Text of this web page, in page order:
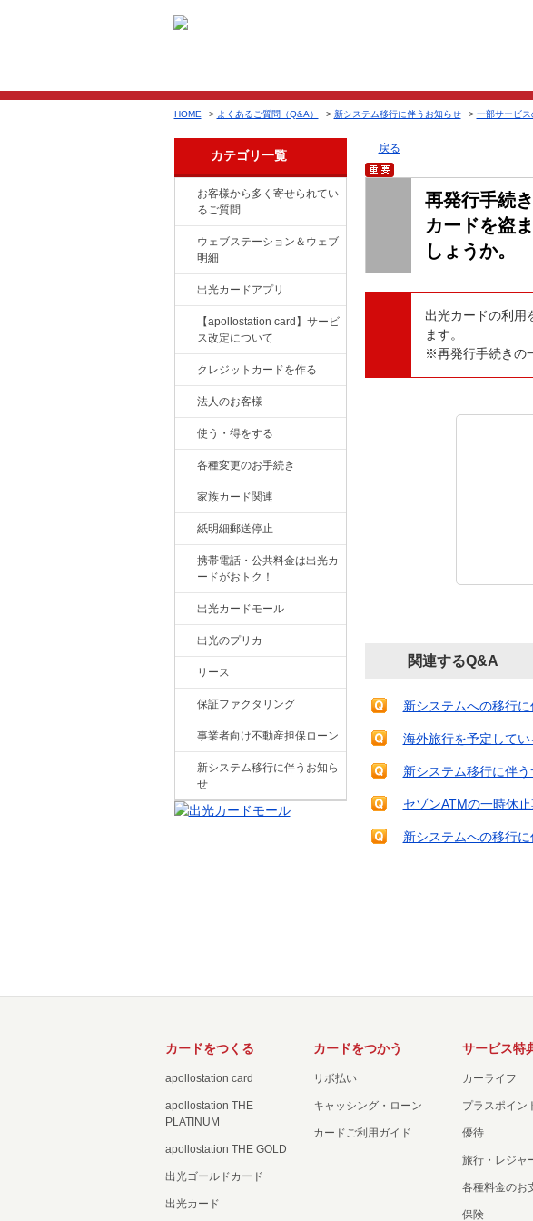
HOME > よくあるご質問（Q&A） > 新システム移行に伴うお知らせ > 一部サービ
カテゴリ一覧
お客様から多く寄せられてい
るご質問
ウェブステーション＆ウェブ
明細
出光カードアプリ
【apollostation card】サービ
ス改定について
クレジットカードを作る
法人のお客様
使う・得をする
各種変更のお手続き
家族カード関連
紙明細郵送停止
携帯電話・公共料金は出光カ
ードがおトク！
出光カードモール
出光のプリカ
リース
保証ファクタリング
事業者向け不動産担保ローン
新システム移行に伴うお知ら
せ
戻る
再発行手続
カードを盗
しょうか。
出光カードの利用
ます。
※再発行手続きの
関連するQ&A
新システムへの移行
海外旅行を予定して
新システム移行に伴
セゾンATMの一時休
新システムへの移行
カードをつくる
apollostation card
apollostation THE
PLATINUM
apollostation THE GOLD
出光ゴールドカード
出光カード
カードをつかう
リボ払い
キャッシング・ローン
カードご利用ガイド
サービス特
カーライフ
プラスポイン
優待
旅行・レジャ
各種料金のお
保険